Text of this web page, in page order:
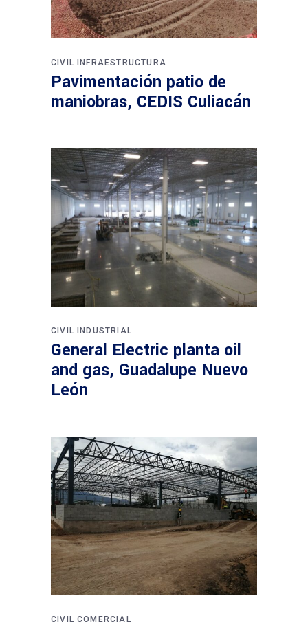
CIVIL INFRAESTRUCTURA
Pavimentación patio de
maniobras, CEDIS Culiacán
CIVIL INDUSTRIAL
General Electric planta oil
and gas, Guadalupe Nuevo
León
CIVIL COMERCIAL